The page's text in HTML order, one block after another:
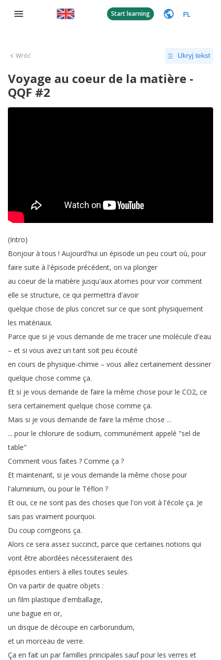
Start learning PL
Wróć Ukryj tekst
Voyage au coeur de la matière -
QQF #2
(Intro)
Bonjour à tous ! Aujourd'hui un épisode un peu court où, pour
faire suite à l'épisode précédent, on va plonger
au coeur de la matière jusqu'aux atomes pour voir comment
elle se structure, ce qui permettra d'avoir
quelque chose de plus concret sur ce que sont physiquement
les matériaux.
Parce que si je vous demande de me tracer une molécule d'eau
– et si vous avez un tant soit peu écouté
en cours de physique-chimie – vous allez certainement dessiner
quelque chose comme ça.
Et si je vous demande de faire la même chose pour le CO2, ce
sera certainement quelque chose comme ça.
Mais si je vous demande de faire la même chose ...
... pour le chlorure de sodium, communément appelé "sel de
table"
Comment vous faites ? Comme ça ?
Et maintenant, si je vous demande la même chose pour
l'aluminium, ou pour le Téflon ?
Et oui, ce ne sont pas des choses que l'on voit à l'école ça. Je
sais pas vraiment pourquoi.
Du coup corrigeons ça.
Alors ce sera assez succinct, parce que certaines notions qui
vont être abordées nécessiteraient des
épisodes entiers à elles toutes seules.
On va partir de quatre objets :
un film plastique d'emballage,
une bague en or,
un disque de découpe en carborundum,
et un morceau de verre.
Ça en fait un par familles principales sauf pour les verres et